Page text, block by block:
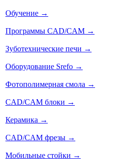
Обучение →
Программы CAD/CAM →
Зуботехнические печи →
Оборудование Srefo →
Фотополимерная смола →
CAD/CAM блоки →
Керамика →
CAD/CAM фрезы →
Мобильные стойки →